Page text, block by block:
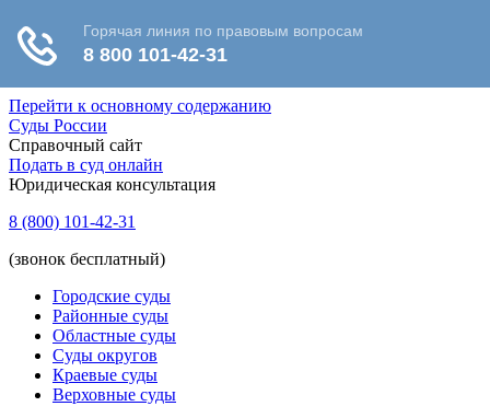
Перейти к основному содержанию
Суды России
Справочный сайт
Подать в суд онлайн
Юридическая консультация
8 (800) 101-42-31
(звонок бесплатный)
Городские суды
Районные суды
Областные суды
Суды округов
Краевые суды
Верховные суды